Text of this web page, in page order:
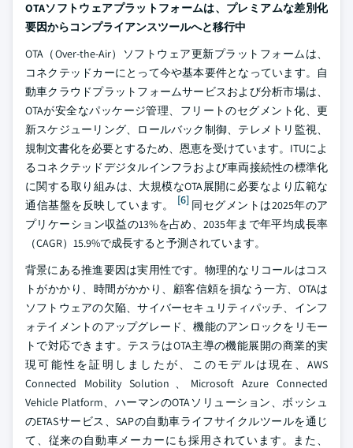
OTAソフトウェアプラットフォームは、プレミアムな差別化
要因からコンプライアンスツールへと移行中
OTA（Over-the-Air）ソフトウェア更新プラットフォームは、
コネクテッドカーにとって今や基本要件となっています。自
動車クラウドプラットフォームサービスおよび分析市場は、
OTAが安全なパッケージ管理、フリートのセグメント化、更
新スケジューリング、ロールバック制御、テレメトリ監視、
規制文書化を必要とするため、恩恵を受けています。ITUによ
るコネクテッドデジタルインフラおよび車両接続性の標準化
に関する取り組みは、大規模なOTA展開に必要なより広範な
通信基盤を反映しています。
[6]同セグメントは2025年のア
プリケーション収益の13%を占め、2035年まで年平均成長率
（CAGR）15.9%で成長すると予測されています。
背景にある推進要因は実用性です。物理的なリコールはコス
トがかかり、時間がかかり、顧客信頼を損なう一方、OTAは
ソフトウェアの欠陥、サイバーセキュリティパッチ、インフ
ォテイメントのアップグレード、機能のアンロックをリモー
トで対応できます。テスラはOTA主導の機能展開の商業的実
現可能性を証明しましたが、このモデルは現在、AWS
Connected Mobility Solution、Microsoft Azure Connected
Vehicle Platform、ハーマンのOTAソリューション、ボッシュ
のETASサービス、SAPの自動車ライフサイクルツールを通じ
て、従来の自動車メーカーにも採用されています。また、